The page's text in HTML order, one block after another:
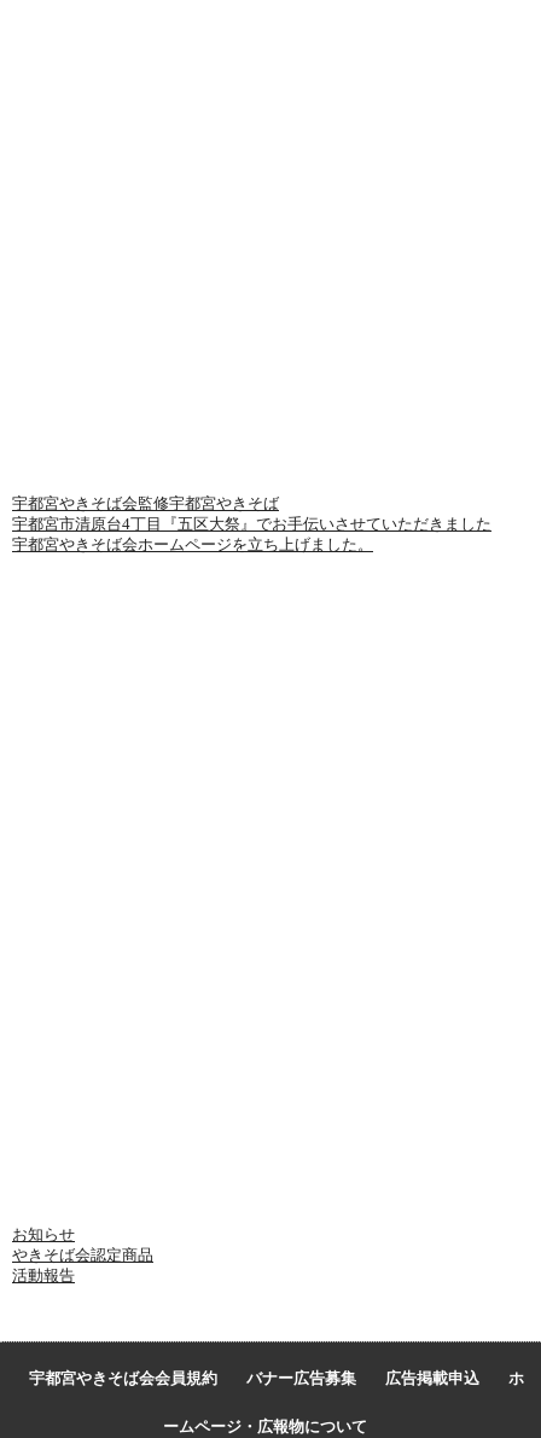
宇都宮やきそば会監修宇都宮やきそば
宇都宮市清原台4丁目『五区大祭』でお手伝いさせていただきました
宇都宮やきそば会ホームページを立ち上げました。
お知らせ
やきそば会認定商品
活動報告
宇都宮やきそば会会員規約 バナー広告募集 広告掲載申込 ホ
ームページ・広報物について